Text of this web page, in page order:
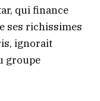
qui finance
ses richissimes
ignorait
groupe